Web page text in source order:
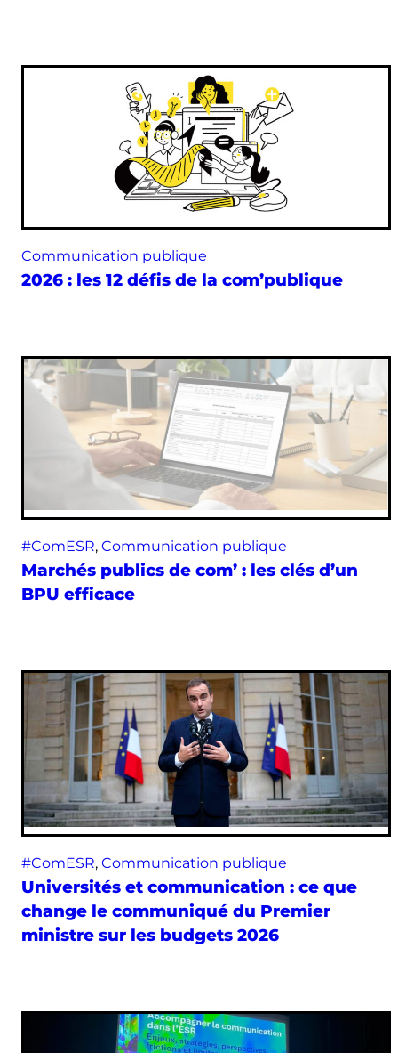
Communication publique
2026 : les 12 défis de la com’publique
#ComESR, Communication publique
Marchés publics de com’ : les clés d’un
BPU efficace
#ComESR, Communication publique
Universités et communication : ce que
change le communiqué du Premier
ministre sur les budgets 2026